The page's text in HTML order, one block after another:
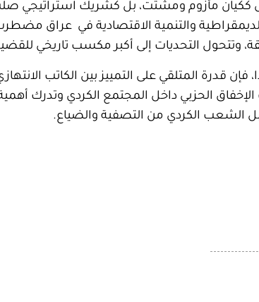
ككيان مأزوم ومشتت، بل كشريك استراتيجي
الديمقراطية والتنمية الاقتصادية في عراق
وتتحول التحديات إلى أكبر مكسب تاريخي
قدرة المتلقي على التمييز بين الكاتب
الحزبي داخل المجتمع الكردي وتدرك أهمية
الشعب الكردي من التصفية والضياع.